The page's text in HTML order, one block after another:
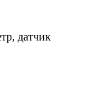
датчик